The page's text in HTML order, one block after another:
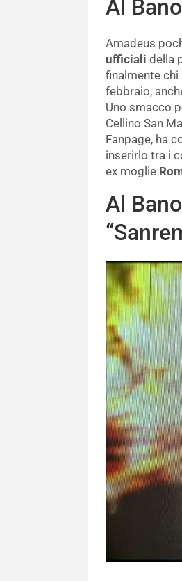
Al
Amadeus
ufficiali della
finalmente chi
febbraio,
Uno smacco
Cellino San
Fanpage, ha
inserirlo tra i
ex moglie
Al